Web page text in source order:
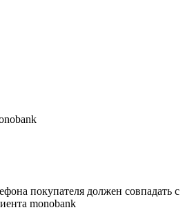
покупателя должен совпадать с
monobank